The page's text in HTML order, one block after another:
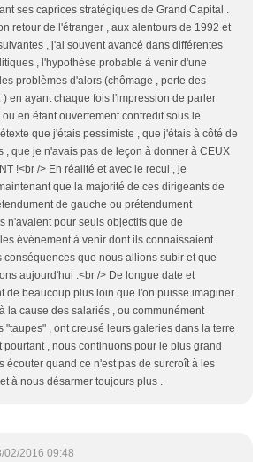
ses caprices stratégiques de Grand Capital .
retour de l'étranger , aux alentours de 1992 et
, j'ai souvent avancé dans différentes
, l'hypothèse probable à venir d'une
problèmes d'alors (chômage , perte des
) en ayant chaque fois l'impression de parler
en étant ouvertement contredit sous le
que j'étais pessimiste , que j'étais à côté de
, que je n'avais pas de leçon à donner à CEUX
!<br /> En réalité et avec le recul , je
que la majorité de ces dirigeants de
de gauche ou prétendument
n'avaient pour seuls objectifs que de
événement à venir dont ils connaissaient
conséquences que nous allions subir et que
aujourd'hui .<br /> De longue date et
de beaucoup plus loin que l'on puisse imaginer
la cause des salariés , ou communément
"taupes" , ont creusé leurs galeries dans la terre
pourtant , nous continuons pour le plus grand
écouter quand ce n'est pas de surcroît à les
à nous désarmer toujours plus .
02/2016 09:48